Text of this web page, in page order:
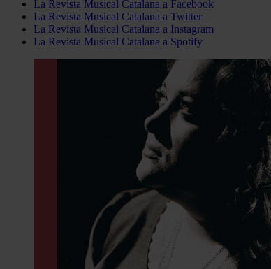
La Revista Musical Catalana a Facebook
La Revista Musical Catalana a Twitter
La Revista Musical Catalana a Instagram
La Revista Musical Catalana a Spotify